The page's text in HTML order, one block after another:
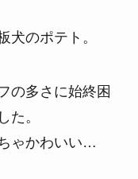
犬のポテト。
の多さに始終困
た。
ゃかわいい…